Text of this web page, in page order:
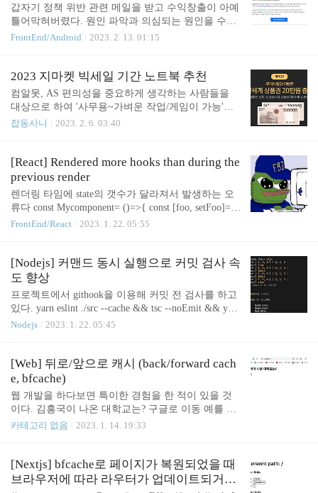
을 대답해 주는것만 같은 편안한 분위기로 내용이 진
행된다. 책의 추천사에서도 말했듯이, '꼰대스럽지
않게' 생각의 방향을 제시해준다. 목차 1. 덕업일치를
3. 소프트웨어 디자인 원칙 4. 나의 메이저 버전을 업
그레이드하는 마이너 원칙들 5. 이직,..
콘텐츠
갑자기 정책 위반 관련 메일을 받고 수익창출이 아예
틀어막혀버렸다. 원인 파악과 의심되는 원인을 수정
하는 과정을 소개한다. (정확한 문제를 알려주지 않
중인 광고는 전면 광고, 배너 광고, 네이티브 고급 광
고이다. 배너 광고와 네이티브 고급 광고는 구조적으
로 가려질 수 없었기에 전면 광고를 의심했다. 내 앱
액티비티를 새로 여는 동작이 감지됨 2. 액티비티를
이터가 로딩 완료되었는지 체크 3-1. 예) 전면 광고를
표시하고 광고가 닫힌 후 액티비티 여는 동작 마저
실행 (3-1이 한번 실행된 이후에는 ..
FrontEnd/Android 2023. 2. 13. 01:15
2023 지마켓 빅세일 기간 노트북 추천
컴알못, AS 편의성을 중요하게 생각하는 사람들을
대상으로 하여 '사무용~가벼운 작업/게임이 가능'한
'국내 AS 지원이 좋은' 울트라북 노트북을 소개한다.
으니 이번에 구매하는게 좋다. https://www.gmarket.c
o.kr/e/bigs/digital/tab4 [G마켓] 디지털·가전 빅세일!
올해 최고의 쇼핑찬스 단 9일, 누구나 3일마다 최대 2
0만원 할인 혜택! www.gmarket.co.kr + 돈받은거 없고
노트북 바꿀까 고민하면서 그냥 정리해봤다. 삼성 갤
럭시북2 NT550XEZ-A58A (49만원) http://item.gmark
잡동사니 2023. 2. 6. 03:40
[React] Rendered more hooks than during the
previous render
렌더링 타임에 state의 갯수가 달라져서 발생하는 오
류다 const Mycomponent= ()=>{ const [foo, setFoo]= u
seState(''); if(foo!== ''){ const [bar, setBar]= useState('');
클릭하고 나면 const [bar, setBar]= useState(''); 에 의해
state가 하나 더 생긴다. 이런 경우 발생하는 오류이므
로, state의 갯수는 조건과 관계없이 동일하도록 변경
하고, 그 state에 따른 사이드이펙트를 조건부 처리하
는 방식으로 수정한다.
FrontEnd/React 2023. 1. 22. 05:55
[Nodejs] 커맨드 동시 실행으로 커밋 검사 속
도 향상
프로젝트에서 githook을 이용해 커밋 전 검사를 하고
있다. yarn eslint ./src --cache && tsc --noEmit && yarn
test 3개의 커맨드가 모두 정상적으로 종료되어야만
eslint ... > tsc ... > yarn test...) 정말 의존성이 필요할
까? eslint는 js, jsx파일의 코드 포맷 검사, tsc는 ts, tsx
파일의 코드 유효성 검사, test는 테스트를 수행한다.
사실 이들의 순서가 바뀌어도 상관없고, 심지어는 동
시에 실행되어도 결과에는 영향을 미치지 않는다. 위
명령을 실행하면 약 20~30초가량이 소모되는데, 점
Nodejs 2023. 1. 22. 05:45
[Web] 뒤로/앞으로 캐시 (back/forward cach
e, bfcache)
웹 개발을 하다보면 특이한 경험을 한 적이 있을 것
이다. 김흥국이 나온 대학교는? 구글로 이동 예를 들
어, 이 코드에서는 처음에 '김흥국이 나온 대학교는?'
기로 페이지로 돌아오면 어떻게 될까? 여전히 '김흥
국이 나온 대학교는' 이 표시되고 3초 뒤 '으아 들이
대 ㅋㅋ'가 표시될까? 로딩도 없이 바로 '으아 들이대
카테고리 없음 2023. 1. 14. 19:33
[Nextjs] bfcache로 페이지가 복원되었을 때
브라우저에 따라 라우터가 업데이트되거나